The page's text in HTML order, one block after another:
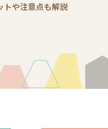
トや注意点も解説